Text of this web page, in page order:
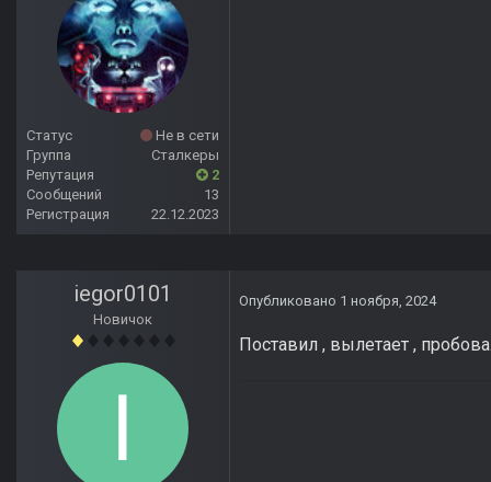
Статус
Не в сети
Группа
Сталкеры
Репутация
2
Сообщений
13
Регистрация
22.12.2023
iegor0101
Новичок
Опубликовано 1 ноября, 2024
Поставил , вылетает ,